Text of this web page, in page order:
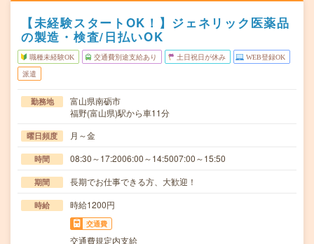
【未経験スタートOK！】ジェネリック医薬品
の製造・検査/日払いOK
職種未経験OK 交通費別途支給あり 土日祝日が休み WEB登録OK
派遣
勤務地
富山県南砺市
福野(富山県)駅から車11分
曜日頻度 月～金
時間 08:30～17:2006:00～14:5007:00～15:50
期間 長期でお仕事できる方、大歓迎！
時給 時給1200円
交通費
交通費規定内支給